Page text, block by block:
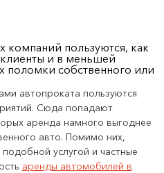
компаний пользуются, как
и в меньшей
поломки собственного или
автопроката пользуются
Сюда попадают
аренда намного выгоднее
авто. Помимо них,
услугой и частные
аренды автомобилей в